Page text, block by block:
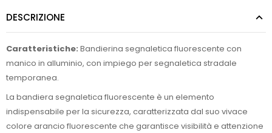
DESCRIZIONE
Caratteristiche: Bandierina segnaletica fluorescente con
manico in alluminio, con impiego per segnaletica stradale
temporanea.
La bandiera segnaletica fluorescente è un elemento
indispensabile per la sicurezza, caratterizzata dal suo vivace
colore arancio fluorescente che garantisce visibilità e attenzione